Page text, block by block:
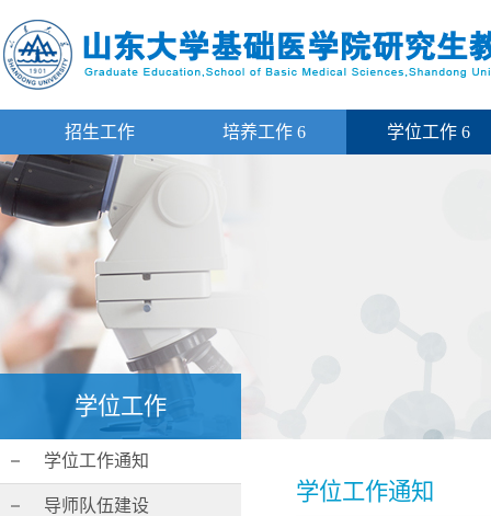
招生工作 培养工作 6 学位工作 6
学位工作
学位工作通知
导师队伍建设
学位工作通知